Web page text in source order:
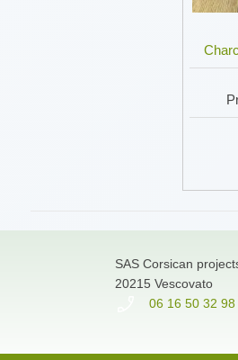
SAS Corsican
20215 Vescovato
06 16 50 32 98